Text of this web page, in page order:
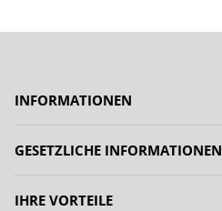
INFORMATIONEN
GESETZLICHE INFORMATIONEN
IHRE VORTEILE